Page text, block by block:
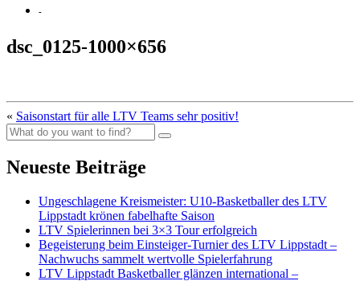
-
dsc_0125-1000×656
« Saisonstart für alle LTV Teams sehr positiv!
Neueste Beiträge
Ungeschlagene Kreismeister: U10-Basketballer des LTV
Lippstadt krönen fabelhafte Saison
LTV Spielerinnen bei 3×3 Tour erfolgreich
Begeisterung beim Einsteiger-Turnier des LTV Lippstadt –
Nachwuchs sammelt wertvolle Spielerfahrung
LTV Lippstadt Basketballer glänzen international –